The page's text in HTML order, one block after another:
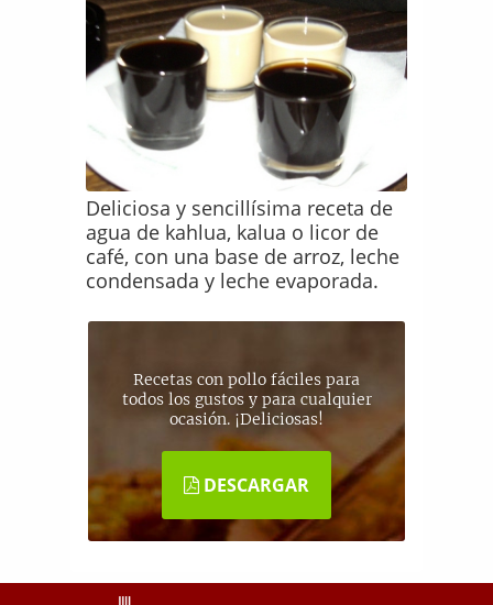
Deliciosa y sencillísima receta de
agua de kahlua, kalua o licor de
café, con una base de arroz, leche
condensada y leche evaporada.
Recetas con pollo fáciles para
todos los gustos y para cualquier
ocasión. ¡Deliciosas!
DESCARGAR